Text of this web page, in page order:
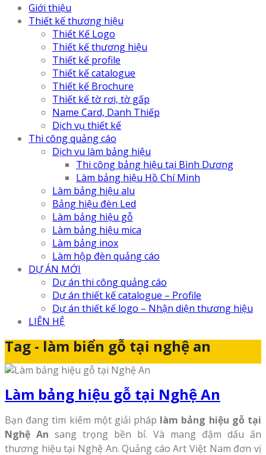
Giới thiệu
Thiết kế thương hiệu
Thiết Kế Logo
Thiết kế thương hiệu
Thiết kế profile
Thiết kế catalogue
Thiết kế Brochure
Thiết kế tờ rơi, tờ gấp
Name Card, Danh Thiếp
Dịch vụ thiết kế
Thi công quảng cáo
Dịch vu làm bảng hiệu
Thi công bảng hiệu tại Bình Dương
Làm bảng hiệu Hồ Chí Minh
Làm bảng hiệu alu
Bảng hiệu đèn Led
Làm bảng hiệu gỗ
Làm bảng hiệu mica
Làm bảng inox
Làm hộp đèn quảng cáo
DỰ ÁN MỚI
Dự án thi công quảng cáo
Dự án thiết kế catalogue – Profile
Dự án thiết kế logo – Nhận diện thương hiệu
LIÊN HỆ
Tag - làm biển gỗ tại nghệ an
Làm bảng hiệu gỗ tại Nghệ An
Bạn đang tìm kiếm một giải pháp làm bảng hiệu gỗ tại
Nghệ An sang trọng bền bỉ. Và mang đậm dấu ấn
thương hiệu tại Nghệ An. Quảng cáo Art Việt Nam đơn vị